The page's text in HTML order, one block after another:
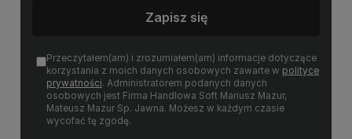
Zapisz się
Przeczytałem(am) i zrozumiałem(am) informacje dotyczące
korzystania z moich danych osobowych zawarte w polityce
prywatności. Administratorem podanych danych
osobowych jest Firma Handlowa Soft Mariusz Mazur,
Mateusz Mazur Sp. Jawna. Możesz w każdym czasie
wycofać tę zgodę.